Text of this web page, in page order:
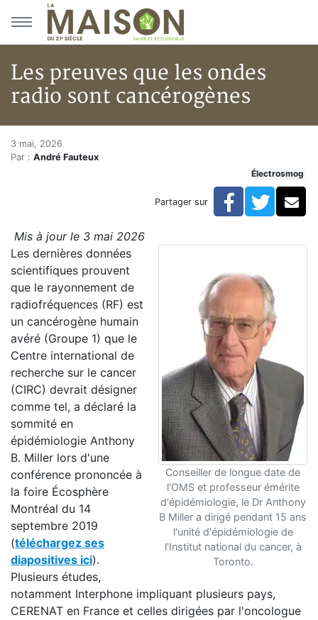
Aller au menu principal
Aller au contenu principal
Les preuves que les ondes
radio sont cancérogènes
Accueil
Articles
Les preuves que les ondes radio sont cancérogènes
Les preuves que les ondes
3 mai, 2026
Par : André Fauteux
Électrosmog
Partager sur Facebook
Mis à jour le 3 mai 2026
Conseiller de longue date de
l'OMS et professeur émérite
d'épidémiologie, le Dr Anthony
B Miller a dirigé pendant 15 ans
l'unité d'épidémiologie de
l'Institut national du cancer, à
Toronto.
Les dernières données
scientifiques prouvent
que le rayonnement de
radiofréquences (RF) est
un cancérogène humain
avéré (Groupe 1) que le
Centre international de
recherche sur le cancer
(CIRC) devrait désigner
comme tel, a déclaré la
sommité en
épidémiologie Anthony
B. Miller lors d'une
conférence prononcée à
la foire Écosphère
Montréal du 14
septembre 2019
(téléchargez ses
diapositives ici).
Plusieurs études,
notamment Interphone impliquant plusieurs pays,
CERENAT en France et celles dirigées par l'oncologue